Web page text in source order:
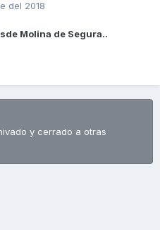
del 2018
Molina de Segura..
y cerrado a otras